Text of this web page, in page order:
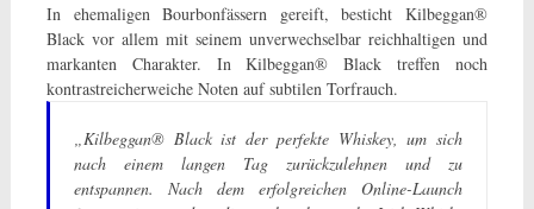
In ehemaligen Bourbonfässern gereift, besticht Kilbeggan®
Black vor allem mit seinem unverwechselbar reichhaltigen und
markanten Charakter. In Kilbeggan® Black treffen noch
kontrastreicherweiche Noten auf subtilen Torfrauch.
„Kilbeggan® Black ist der perfekte Whiskey, um sich
nach einem langen Tag zurückzulehnen und zu
entspannen. Nach dem erfolgreichen Online-Launch